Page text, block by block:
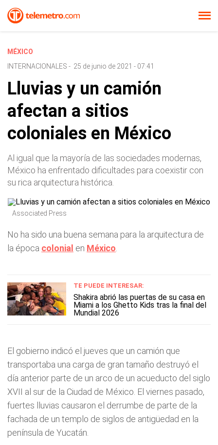
MÉXICO
INTERNACIONALES - 25 de junio de 2021 - 07:41
Lluvias y un camión
afectan a sitios
coloniales en México
Al igual que la mayoría de las sociedades modernas,
México ha enfrentado dificultades para coexistir con
su rica arquitectura histórica.
Associated Press
No ha sido una buena semana para la arquitectura de
la época colonial en México
TE PUEDE INTERESAR:
Shakira abrió las puertas de su casa en
Miami a los Ghetto Kids tras la final del
Mundial 2026
El gobierno indicó el jueves que un camión que
transportaba una carga de gran tamaño destruyó el
día anterior parte de un arco de un acueducto del siglo
XVII al sur de la Ciudad de México. El viernes pasado,
fuertes lluvias causaron el derrumbe de parte de la
fachada de un templo de siglos de antigüedad en la
península de Yucatán.